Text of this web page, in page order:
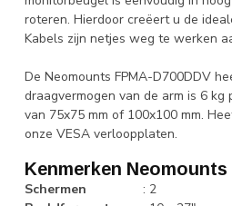
roteren. Hierdoor creëert u de
Kabels zijn netjes weg te werken
De Neomounts FPMA-D700DDV
draagvermogen van de arm is 6
van 75x75 mm of 100x100 mm.
onze VESA verloopplaten.
Kenmerken Neomounts
Schermen : 2